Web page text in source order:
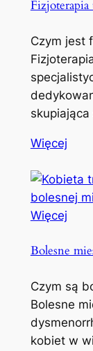
Czym jest
Więcej
Więcej
Bolesne
Czym są
Bolesne
kobiet w